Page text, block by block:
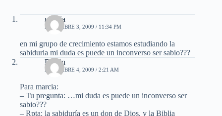
marcia
DICIEMBRE 3, 2009 / 11:34 PM
en mi grupo de crecimiento estamos estudiando la
sabiduria mi duda es puede un inconverso ser sabio???
Rubén
DICIEMBRE 4, 2009 / 2:21 AM
Para marcia:
– Tu pregunta: …mi duda es puede un inconverso ser
sabio???
– Rpta: la sabiduría es un don de Dios, y la Biblia